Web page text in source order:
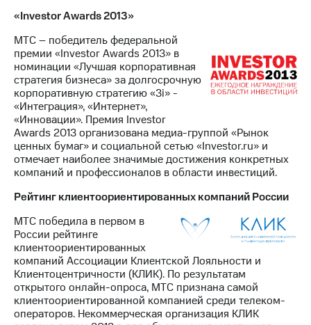
«Investor Awards 2013»
МТС – победитель федеральной
премии «Investor Awards 2013» в
номинации «Лучшая корпоративная
стратегия бизнеса» за долгосрочную
корпоративную стратегию «3i» -
«Интеграция», «Интернет»,
«Инновации». Премия Investor
Awards 2013 организована медиа-группой «Рынок
ценных бумаг» и социальной сетью «Investor.ru» и
отмечает наиболее значимые достижения конкретных
компаний и профессионалов в области инвестиций.
Рейтинг клиентоориентированных компаний России
МТС победила в первом в
России рейтинге
клиентоориентированных
компаний Ассоциации Клиентской Лояльности и
Клиентоцентричности (КЛИК). По результатам
открытого онлайн-опроса, МТС признана самой
клиентоориентированной компанией среди телеком-
операторов. Некоммерческая организация КЛИК